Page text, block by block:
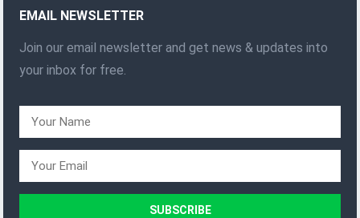
EMAIL NEWSLETTER
Join our email newsletter and get news & updates into
your inbox for free.